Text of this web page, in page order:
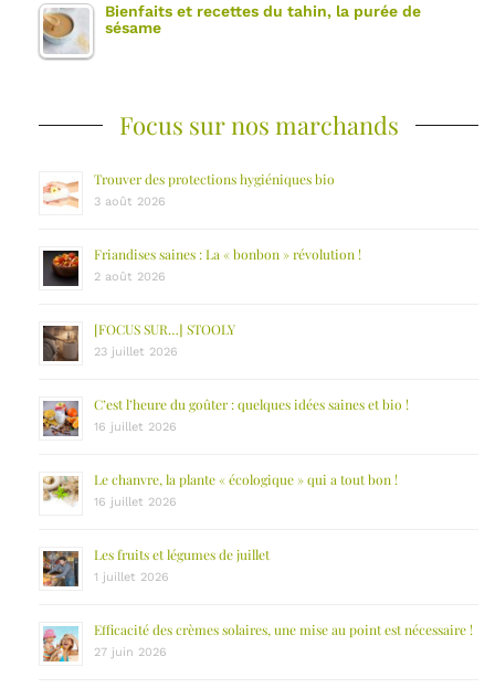
Bienfaits et recettes du tahin, la purée de
sésame
Focus sur nos marchands
Trouver des protections hygiéniques bio
3 août 2026
Friandises saines : La « bonbon » révolution !
2 août 2026
[FOCUS SUR…] STOOLY
23 juillet 2026
C’est l’heure du goûter : quelques idées saines et bio !
16 juillet 2026
Le chanvre, la plante « écologique » qui a tout bon !
16 juillet 2026
Les fruits et légumes de juillet
1 juillet 2026
Efficacité des crèmes solaires, une mise au point est nécessaire !
27 juin 2026